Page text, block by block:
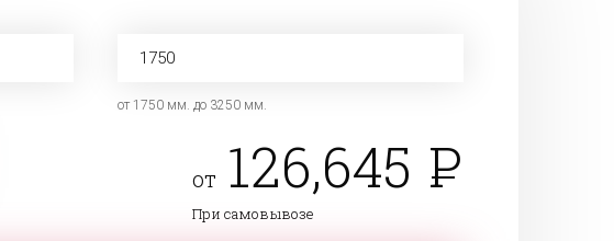
от 1750 мм. до 3250 мм.
от 126,645
При самовывозе